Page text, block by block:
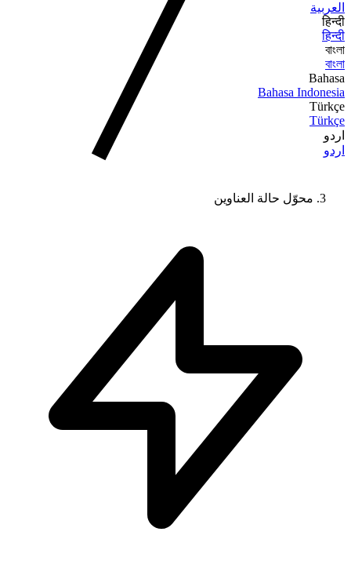
العربية
हिन्दी
हिन्दी
বাংলা
বাংলা
Bahasa
Bahasa Indonesia
Türkçe
Türkçe
اردو
اردو
محوّل حالة العناوين